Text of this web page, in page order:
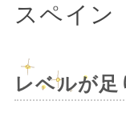
スペイン
レベルが足